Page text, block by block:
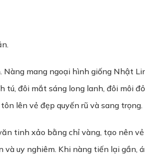
mang ngoại hình giống Nhật
đôi mắt sáng long lanh, đôi môi
lên vẻ đẹp quyến rũ và sang trọng.
tinh xảo bằng chỉ vàng, tạo nên
và uy nghiêm. Khi nàng tiến lại